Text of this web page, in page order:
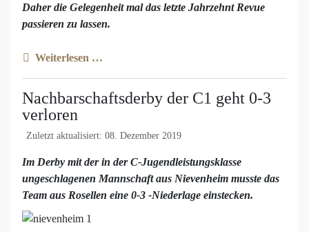
Daher die Gelegenheit mal das letzte Jahrzehnt Revue
passieren zu lassen.
Weiterlesen …
Nachbarschaftsderby der C1 geht 0-3
verloren
Zuletzt aktualisiert: 08. Dezember 2019
Im Derby mit der in der C-Jugendleistungsklasse
ungeschlagenen Mannschaft aus Nievenheim musste das
Team aus Rosellen eine 0-3 -Niederlage einstecken.